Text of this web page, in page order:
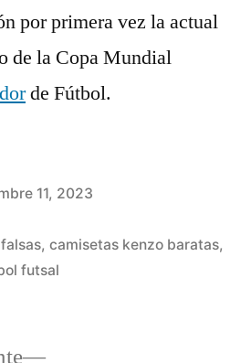
por primera vez la actual
de la Copa Mundial
de Fútbol.
11, 2023
, camisetas kenzo baratas,
futsal
Entrada